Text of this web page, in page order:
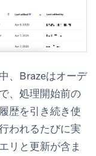
、Brazeはオーデ
、処理開始前の
歴を引き続き使
われるたびに実
リと更新が含ま